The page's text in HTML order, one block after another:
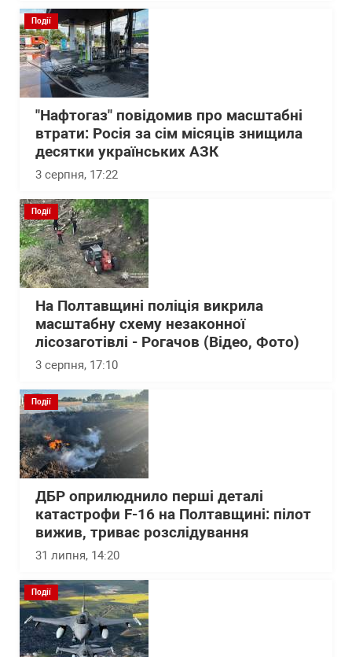
Події
"Нафтогаз" повідомив про масштабні
втрати: Росія за сім місяців знищила
десятки українських АЗК
3 серпня, 17:22
Події
На Полтавщині поліція викрила
масштабну схему незаконної
лісозаготівлі - Рогачов (Відео, Фото)
3 серпня, 17:10
Події
ДБР оприлюднило перші деталі
катастрофи F-16 на Полтавщині: пілот
вижив, триває розслідування
31 липня, 14:20
Події